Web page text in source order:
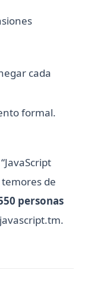
cada
formal.
de
personas